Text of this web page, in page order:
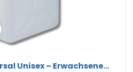
Unisex – Erwachsene...